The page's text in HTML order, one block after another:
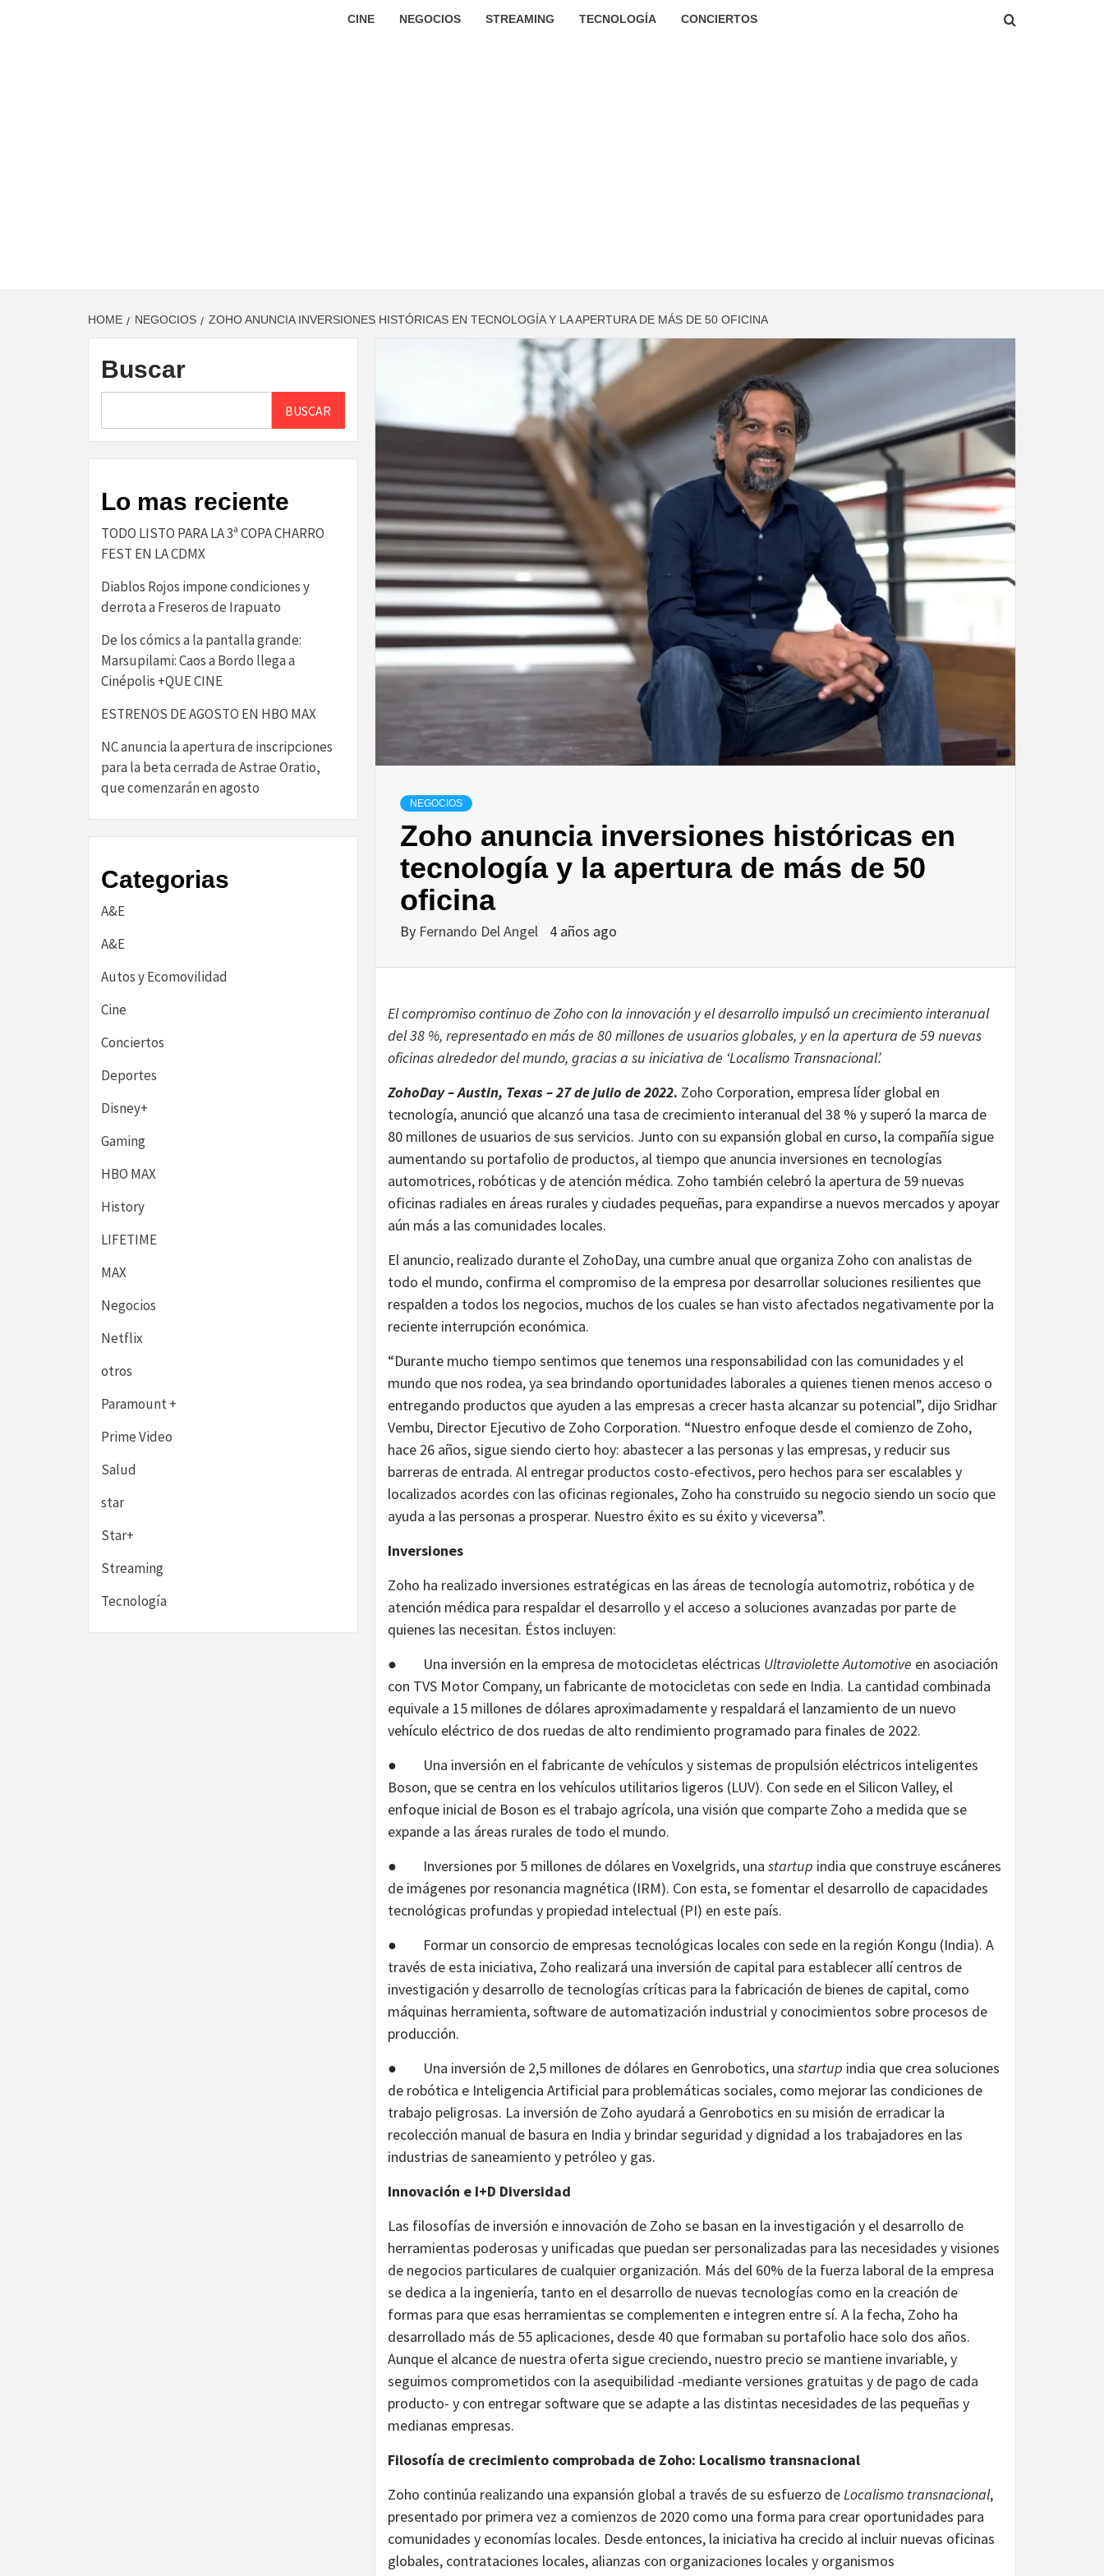
CINE NEGOCIOS STREAMING TECNOLOGÍA CONCIERTOS
HOME NEGOCIOS ZOHO ANUNCIA INVERSIONES HISTÓRICAS EN TECNOLOGÍA Y LA APERTURA DE MÁS DE 50 OFICINA
NEGOCIOS
Zoho anuncia inversiones históricas en
tecnología y la apertura de más de 50
oficina
By Fernando Del Angel 4 años ago
El compromiso continuo de Zoho con la innovación y el desarrollo impulsó un crecimiento interanual
del 38 %, representado en más de 80 millones de usuarios globales, y en la apertura de 59 nuevas
oficinas alrededor del mundo, gracias a su iniciativa de ‘Localismo Transnacional’.
ZohoDay – Austin, Texas – 27 de julio de 2022. Zoho Corporation, empresa líder global en
tecnología, anunció que alcanzó una tasa de crecimiento interanual del 38 % y superó la marca de
80 millones de usuarios de sus servicios. Junto con su expansión global en curso, la compañía sigue
aumentando su portafolio de productos, al tiempo que anuncia inversiones en tecnologías
automotrices, robóticas y de atención médica. Zoho también celebró la apertura de 59 nuevas
oficinas radiales en áreas rurales y ciudades pequeñas, para expandirse a nuevos mercados y apoyar
aún más a las comunidades locales.
El anuncio, realizado durante el ZohoDay, una cumbre anual que organiza Zoho con analistas de
todo el mundo, confirma el compromiso de la empresa por desarrollar soluciones resilientes que
respalden a todos los negocios, muchos de los cuales se han visto afectados negativamente por la
reciente interrupción económica.
“Durante mucho tiempo sentimos que tenemos una responsabilidad con las comunidades y el
mundo que nos rodea, ya sea brindando oportunidades laborales a quienes tienen menos acceso o
entregando productos que ayuden a las empresas a crecer hasta alcanzar su potencial”, dijo Sridhar
Vembu, Director Ejecutivo de Zoho Corporation. “Nuestro enfoque desde el comienzo de Zoho,
hace 26 años, sigue siendo cierto hoy: abastecer a las personas y las empresas, y reducir sus
barreras de entrada. Al entregar productos costo-efectivos, pero hechos para ser escalables y
localizados acordes con las oficinas regionales, Zoho ha construido su negocio siendo un socio que
ayuda a las personas a prosperar. Nuestro éxito es su éxito y viceversa”.
Inversiones
Zoho ha realizado inversiones estratégicas en las áreas de tecnología automotriz, robótica y de
atención médica para respaldar el desarrollo y el acceso a soluciones avanzadas por parte de
quienes las necesitan. Éstos incluyen:
● Una inversión en la empresa de motocicletas eléctricas Ultraviolette Automotive en asociación
con TVS Motor Company, un fabricante de motocicletas con sede en India. La cantidad combinada
equivale a 15 millones de dólares aproximadamente y respaldará el lanzamiento de un nuevo
vehículo eléctrico de dos ruedas de alto rendimiento programado para finales de 2022.
● Una inversión en el fabricante de vehículos y sistemas de propulsión eléctricos inteligentes
Boson, que se centra en los vehículos utilitarios ligeros (LUV). Con sede en el Silicon Valley, el
enfoque inicial de Boson es el trabajo agrícola, una visión que comparte Zoho a medida que se
expande a las áreas rurales de todo el mundo.
● Inversiones por 5 millones de dólares en Voxelgrids, una startup india que construye escáneres
de imágenes por resonancia magnética (IRM). Con esta, se fomentar el desarrollo de capacidades
tecnológicas profundas y propiedad intelectual (PI) en este país.
● Formar un consorcio de empresas tecnológicas locales con sede en la región Kongu (India). A
través de esta iniciativa, Zoho realizará una inversión de capital para establecer allí centros de
investigación y desarrollo de tecnologías críticas para la fabricación de bienes de capital, como
máquinas herramienta, software de automatización industrial y conocimientos sobre procesos de
producción.
● Una inversión de 2,5 millones de dólares en Genrobotics, una startup india que crea soluciones
de robótica e Inteligencia Artificial para problemáticas sociales, como mejorar las condiciones de
trabajo peligrosas. La inversión de Zoho ayudará a Genrobotics en su misión de erradicar la
recolección manual de basura en India y brindar seguridad y dignidad a los trabajadores en las
industrias de saneamiento y petróleo y gas.
Innovación e I+D Diversidad
Las filosofías de inversión e innovación de Zoho se basan en la investigación y el desarrollo de
herramientas poderosas y unificadas que puedan ser personalizadas para las necesidades y visiones
de negocios particulares de cualquier organización. Más del 60% de la fuerza laboral de la empresa
se dedica a la ingeniería, tanto en el desarrollo de nuevas tecnologías como en la creación de
formas para que esas herramientas se complementen e integren entre sí. A la fecha, Zoho ha
desarrollado más de 55 aplicaciones, desde 40 que formaban su portafolio hace solo dos años.
Aunque el alcance de nuestra oferta sigue creciendo, nuestro precio se mantiene invariable, y
seguimos comprometidos con la asequibilidad -mediante versiones gratuitas y de pago de cada
producto- y con entregar software que se adapte a las distintas necesidades de las pequeñas y
medianas empresas.
Filosofía de crecimiento comprobada de Zoho: Localismo transnacional
Zoho continúa realizando una expansión global a través de su esfuerzo deLocalismo transnacional,
presentado por primera vez a comienzos de 2020 como una forma para crear oportunidades para
comunidades y economías locales. Desde entonces, la iniciativa ha crecido al incluir nuevas oficinas
globales, contrataciones locales, alianzas con organizaciones locales y organismos
Buscar
BUSCAR
Lo mas reciente
TODO LISTO PARA LA 3ª COPA CHARRO
FEST EN LA CDMX
Diablos Rojos impone condiciones y
derrota a Freseros de Irapuato
De los cómics a la pantalla grande:
Marsupilami: Caos a Bordo llega a
Cinépolis +QUE CINE
ESTRENOS DE AGOSTO EN HBO MAX
NC anuncia la apertura de inscripciones
para la beta cerrada de Astrae Oratio,
que comenzarán en agosto
Categorias
A&E
A&E
Autos y Ecomovilidad
Cine
Conciertos
Deportes
Disney+
Gaming
HBO MAX
History
LIFETIME
MAX
Negocios
Netflix
otros
Paramount +
Prime Video
Salud
star
Star+
Streaming
Tecnología